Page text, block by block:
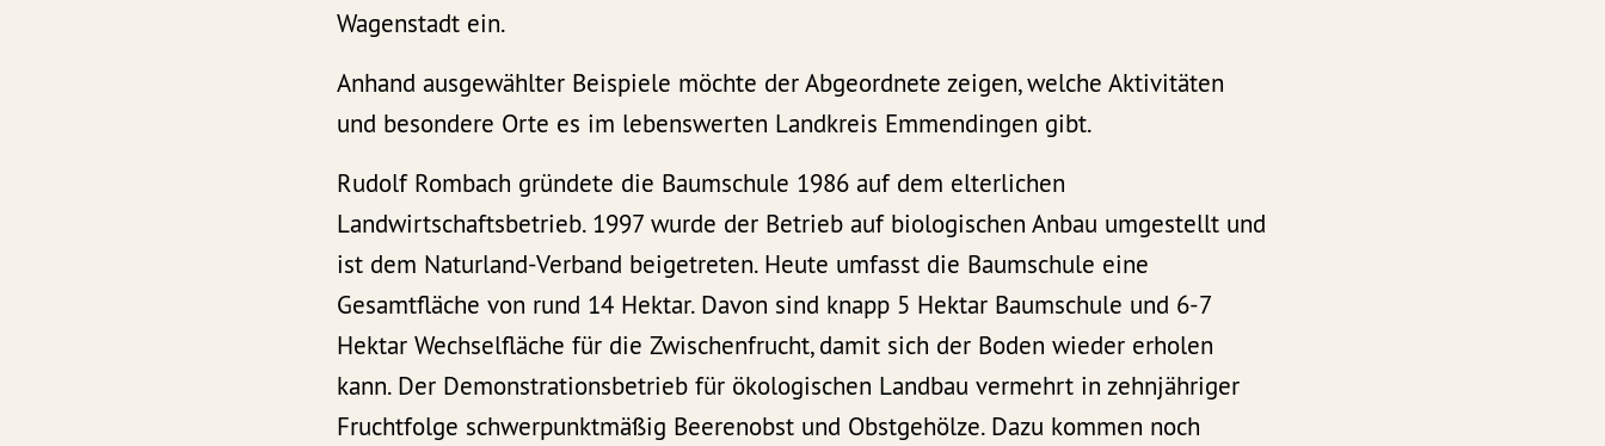
Wagenstadt ein.
Anhand ausgewählter Beispiele möchte der Abgeordnete zeigen, welche Aktivitäten
und besondere Orte es im lebenswerten Landkreis Emmendingen gibt.
Rudolf Rombach gründete die Baumschule 1986 auf dem elterlichen
Landwirtschaftsbetrieb. 1997 wurde der Betrieb auf biologischen Anbau umgestellt und
ist dem Naturland-Verband beigetreten. Heute umfasst die Baumschule eine
Gesamtfläche von rund 14 Hektar. Davon sind knapp 5 Hektar Baumschule und 6-7
Hektar Wechselfläche für die Zwischenfrucht, damit sich der Boden wieder erholen
kann. Der Demonstrationsbetrieb für ökologischen Landbau vermehrt in zehnjähriger
Fruchtfolge schwerpunktmäßig Beerenobst und Obstgehölze. Dazu kommen noch